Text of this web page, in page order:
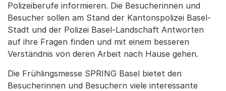
Polizeiberufe informieren. Die Besucherinnen und
Besucher sollen am Stand der Kantonspolizei Basel-
Stadt und der Polizei Basel-Landschaft Antworten
auf ihre Fragen finden und mit einem besseren
Verständnis von deren Arbeit nach Hause gehen.
Die Frühlingsmesse SPRING Basel bietet den
Besucherinnen und Besuchern viele interessante